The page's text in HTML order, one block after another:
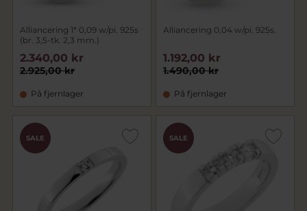
Alliancering 1* 0,09 w/pi. 925s
(br. 3,5-tk. 2,3 mm.)
2.925,00 kr
2.340,00 kr
På fjernlager
Alliancering 0,04 w/pi. 925s.
1.490,00 kr
1.192,00 kr
På fjernlager
SALE SALE